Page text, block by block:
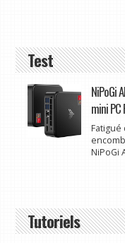
Test
NiPoGi
mini PC
NiPoGi
Tutoriels